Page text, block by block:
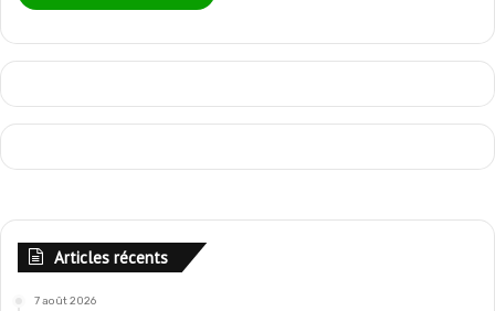
Articles récents
7 août 2026